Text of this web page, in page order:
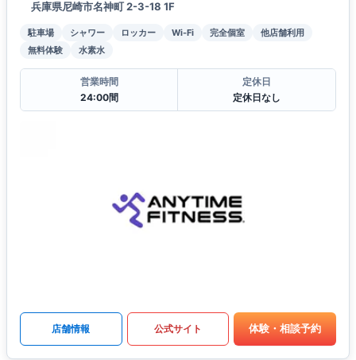
兵庫県尼崎市名神町 2-3-18 1F
駐車場 シャワー ロッカー Wi-Fi 完全個室
他店舗利用
無料体験
水素水
営業時間
24:00間
定休日
定休日なし
店舗情報 公式サイト 体験・相談予約